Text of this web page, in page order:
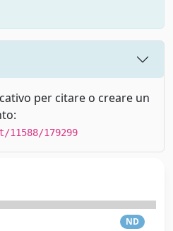
per citare o creare un
179299
ND